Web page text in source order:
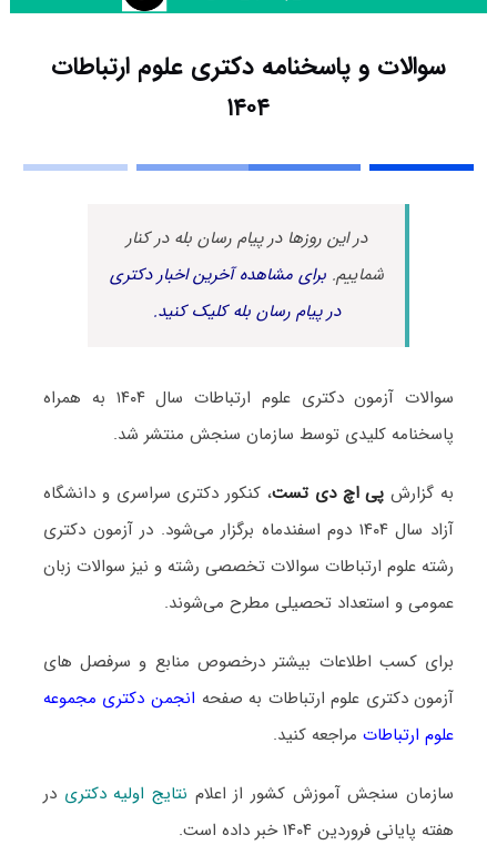
سوالات و پاسخنامه دکتری علوم ارتباطات
۱۴۰۴
در این روزها در پیام رسان بله در کنار
شماییم.برای مشاهده آخرین اخبار دکتری
در پیام رسان بله کلیک کنید.
سوالات آزمون دکتری علوم ارتباطات سال ۱۴۰۴ به همراه
پاسخنامه کلیدی توسط سازمان سنجش منتشر شد.
به گزارشپی اچ دی تست، کنکور دکتری سراسری و دانشگاه
آزاد سال ۱۴۰۴ دوم اسفندماه برگزار می‌شود. در آزمون دکتری
رشته علوم ارتباطات سوالات تخصصی رشته و نیز سوالات زبان
عمومی و استعداد تحصیلی مطرح می‌شوند.
برای کسب اطلاعات بیشتر درخصوص منابع و سرفصل های
آزمون دکتری علوم ارتباطات به صفحه انجمن دکتری مجموعه
علوم ارتباطاتمراجعه کنید.
سازمان سنجش آموزش کشور از اعلام نتایج اولیه دکتری در
هفته پایانی فروردین ۱۴۰۴ خبر داده است.